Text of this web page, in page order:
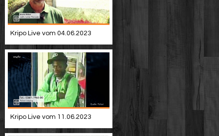
Kripo Live vom 04.06.2023
Kripo Live vom 11.06.2023